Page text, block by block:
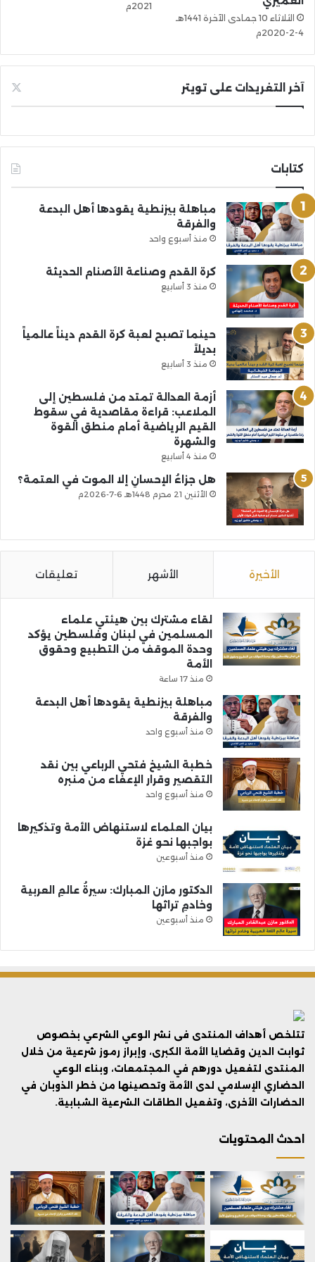
الثلاثاء 10 جمادى الآخرة 1441هـ
4-2-2020م
2021م
آخر التغريدات على تويتر
كتابات
مباهلة بيزنطية يقودها أهل البدعة
والفرقة
منذ أسبوع واحد
كرة القدم وصناعة الأصنام الحديثة
منذ 3 أسابيع
حينما تصبح لعبة كرة القدم ديناً عالمياً
بديلاً
منذ 3 أسابيع
أزمة العدالة تمتد من فلسطين إلى
الملاعب: قراءة مقاصدية في سقوط
القيم الرياضية أمام منطق القوة
والشهرة
منذ 4 أسابيع
هل جزاءُ الإحسانِ إلا الموت في العتمة؟
الأثنين 21 محرم 1448هـ 6-7-2026م
الأخيرة الأشهر تعليقات
لقاء مشترك بين هيئتي علماء
المسلمين في لبنان وفلسطين يؤكد
وحدة الموقف من التطبيع وحقوق
الأمة
منذ 17 ساعة
مباهلة بيزنطية يقودها أهل البدعة
والفرقة
منذ أسبوع واحد
خطبة الشيخ فتحي الرباعي بين نقد
التقصير وقرار الإعفاء من منبره
منذ أسبوع واحد
بيان العلماء لاستنهاض الأمة وتذكيرها
بواجبها نحو غزة
منذ أسبوعين
الدكتور مازن المبارك: سيرةُ عالمِ العربية
وخادمِ تراثها
منذ أسبوعين
تتلخص أهداف المنتدى فى نشر الوعي الشرعي بخصوص
ثوابت الدين وقضايا الأمة الكبرى، وإبراز رموز شرعية من خلال
المنتدى لتفعيل دورهم في المجتمعات، وبناء الوعي
الحضاري الإسلامي لدى الأمة وتحصينها من خطر الذوبان في
الحضارات الأخرى، وتفعيل الطاقات الشرعية الشبابية.
احدث المحتويات